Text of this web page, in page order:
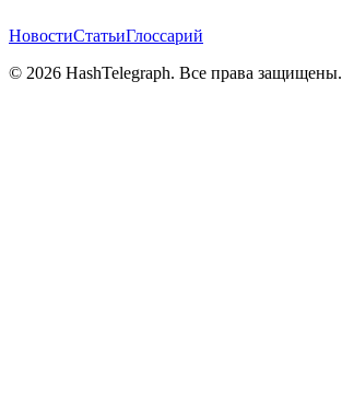
НовостиСтатьиГлоссарий
© 2026 HashTelegraph. Все права защищены.